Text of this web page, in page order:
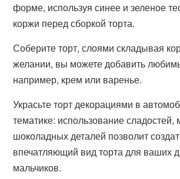
форме, используя синее и зеленое
коржи перед сборкой торта.
Соберите торт, слоями складывая
желании, вы можете добавить
например, крем или варенье.
Украсьте торт декорациями в
тематике: использование
шоколадных деталей позволит
впечатляющий вид торта для ваших
мальчиков.